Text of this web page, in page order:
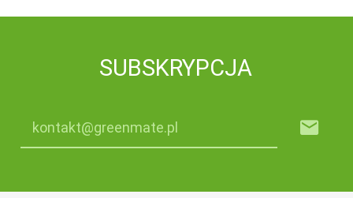
SUBSKRYPCJA
kontakt@greenmate.pl